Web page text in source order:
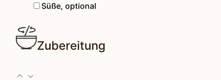
▢
Süße,optional
Zubereitung